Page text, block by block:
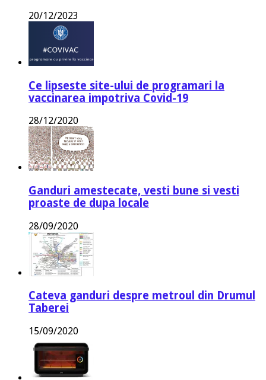
20/12/2023
Ce lipseste site-ului de programari la
vaccinarea impotriva Covid-19
28/12/2020
Ganduri amestecate, vesti bune si vesti
proaste de dupa locale
28/09/2020
Cateva ganduri despre metroul din Drumul
Taberei
15/09/2020